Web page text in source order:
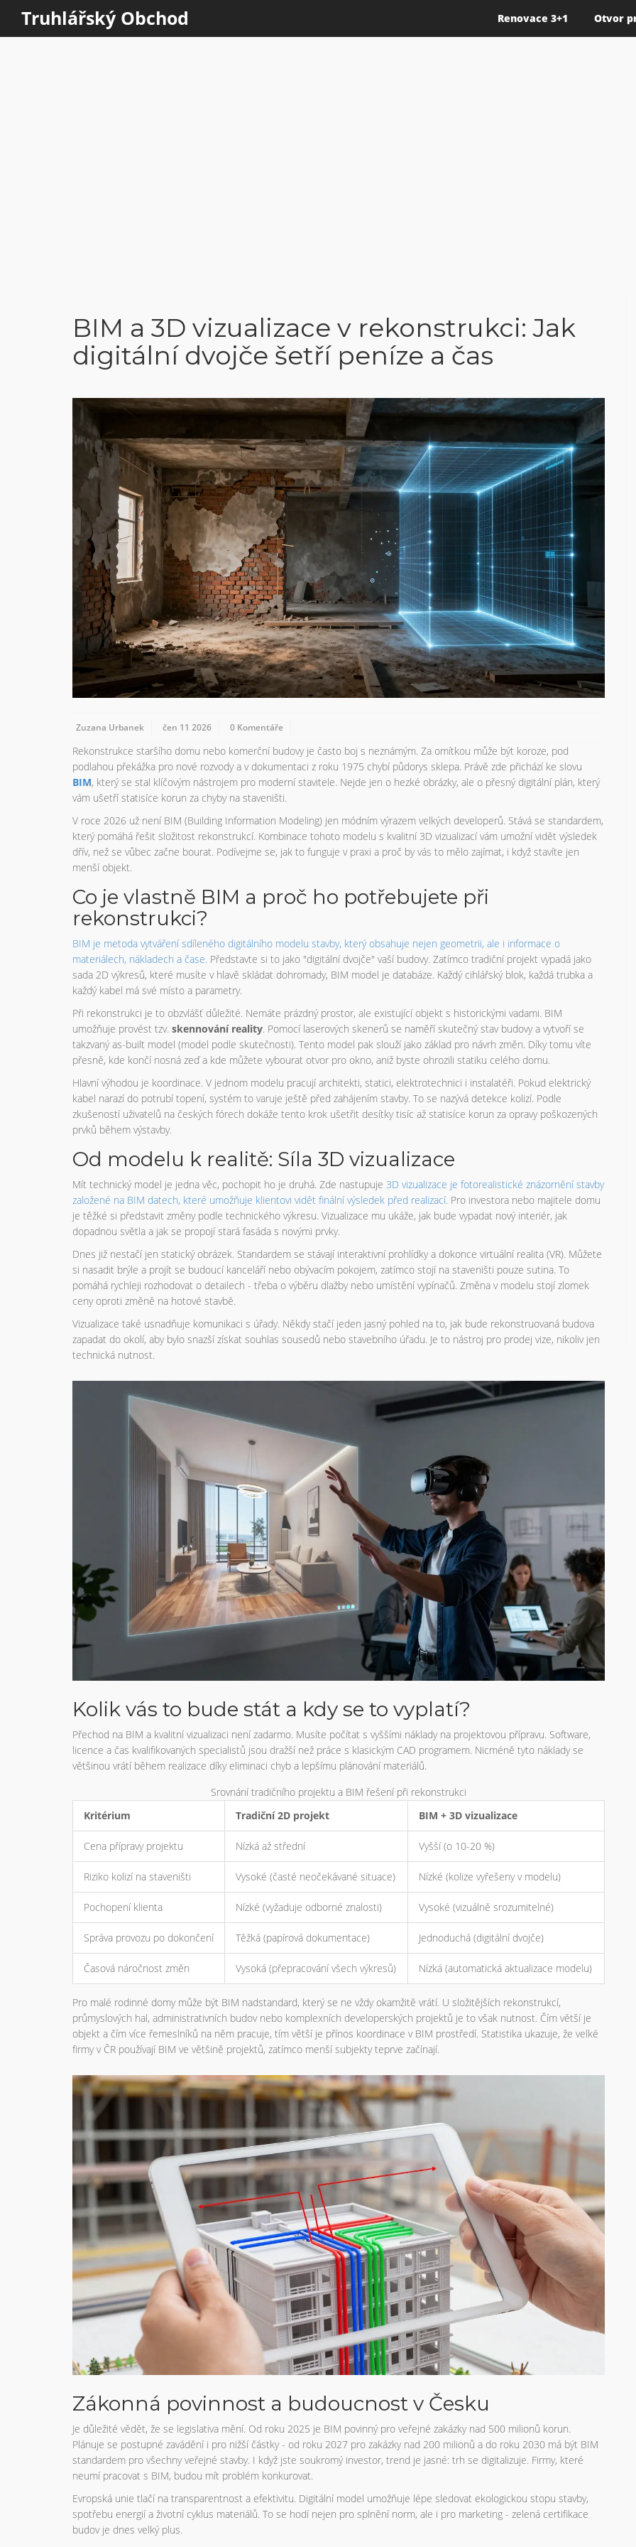
Truhlářský Obchod Renovace 3+1 Otvor
BIM a 3D vizualizace v rekonstrukci: Jak
digitální dvojče šetří peníze a čas
Zuzana Urbanek čen 11 2026 0 Komentáře
Rekonstrukce staršího domu nebo komerční budovy je často boj s neznámým. Za omítkou může být koroze, pod
podlahou překážka pro nové rozvody a v dokumentaci z roku 1975 chybí půdorys sklepa. Právě zde přichází ke slovu
BIM, který se stal klíčovým nástrojem pro moderní stavitele. Nejde jen o hezké obrázky, ale o přesný digitální plán, který
vám ušetří statisíce korun za chyby na staveništi.
V roce 2026 už není BIM (Building Information Modeling) jen módním výrazem velkých developerů. Stává se standardem,
který pomáhá řešit složitost rekonstrukcí. Kombinace tohoto modelu s kvalitní 3D vizualizací vám umožní vidět výsledek
dřív, než se vůbec začne bourat. Podívejme se, jak to funguje v praxi a proč by vás to mělo zajímat, i když stavíte jen
menší objekt.
Co je vlastně BIM a proč ho potřebujete při
rekonstrukci?
BIM je metoda vytváření sdíleného digitálního modelu stavby, který obsahuje nejen geometrii, ale i informace o
materiálech, nákladech a čase. Představte si to jako "digitální dvojče" vaší budovy. Zatímco tradiční projekt vypadá jako
sada 2D výkresů, které musíte v hlavě skládat dohromady, BIM model je databáze. Každý cihlářský blok, každá trubka a
každý kabel má své místo a parametry.
Při rekonstrukci je to obzvlášť důležité. Nemáte prázdný prostor, ale existující objekt s historickými vadami. BIM
umožňuje provést tzv. skennování reality. Pomocí laserových skenerů se naměří skutečný stav budovy a vytvoří se
takzvaný as-built model (model podle skutečnosti). Tento model pak slouží jako základ pro návrh změn. Díky tomu víte
přesně, kde končí nosná zeď a kde můžete vybourat otvor pro okno, aniž byste ohrozili statiku celého domu.
Hlavní výhodou je koordinace. V jednom modelu pracují architekti, statici, elektrotechnici i instalatéři. Pokud elektrický
kabel narazí do potrubí topení, systém to varuje ještě před zahájením stavby. To se nazývá detekce kolizí. Podle
zkušeností uživatelů na českých fórech dokáže tento krok ušetřit desítky tisíc až statisíce korun za opravy poškozených
prvků během výstavby.
Od modelu k realitě: Síla 3D vizualizace
Mít technický model je jedna věc, pochopit ho je druhá. Zde nastupuje 3D vizualizace je fotorealistické znázornění stavby
založené na BIM datech, které umožňuje klientovi vidět finální výsledek před realizací. Pro investora nebo majitele domu
je těžké si představit změny podle technického výkresu. Vizualizace mu ukáže, jak bude vypadat nový interiér, jak
dopadnou světla a jak se propojí stará fasáda s novými prvky.
Dnes již nestačí jen statický obrázek. Standardem se stávají interaktivní prohlídky a dokonce virtuální realita (VR). Můžete
si nasadit brýle a projít se budoucí kanceláří nebo obývacím pokojem, zatímco stojí na staveništi pouze sutina. To
pomáhá rychleji rozhodovat o detailech - třeba o výběru dlažby nebo umístění vypínačů. Změna v modelu stojí zlomek
ceny oproti změně na hotové stavbě.
Vizualizace také usnadňuje komunikaci s úřady. Někdy stačí jeden jasný pohled na to, jak bude rekonstruovaná budova
zapadat do okolí, aby bylo snazší získat souhlas sousedů nebo stavebního úřadu. Je to nástroj pro prodej vize, nikoliv jen
technická nutnost.
Kolik vás to bude stát a kdy se to vyplatí?
Přechod na BIM a kvalitní vizualizaci není zadarmo. Musíte počítat s vyššími náklady na projektovou přípravu. Software,
licence a čas kvalifikovaných specialistů jsou dražší než práce s klasickým CAD programem. Nicméně tyto náklady se
většinou vrátí během realizace díky eliminaci chyb a lepšímu plánování materiálů.
Srovnání tradičního projektu a BIM řešení při rekonstrukci
Kritérium
Tradiční 2D projekt BIM + 3D vizualizace
Cena přípravy projektu Nízká až střední Vyšší (o 10-20 %)
Riziko kolizí na staveništi Vysoké (časté neočekávané situace) Nízké (kolize vyřešeny v modelu)
Pochopení klienta Nízké (vyžaduje odborné znalosti) Vysoké (vizuálně srozumitelné)
Správa provozu po dokončení Těžká (papírová dokumentace) Jednoduchá (digitální dvojče)
Časová náročnost změn Vysoká (přepracování všech výkresů) Nízká (automatická aktualizace modelu)
Pro malé rodinné domy může být BIM nadstandard, který se ne vždy okamžitě vrátí. U složitějších rekonstrukcí,
průmyslových hal, administrativních budov nebo komplexních developerských projektů je to však nutnost. Čím větší je
objekt a čím více řemeslníků na něm pracuje, tím větší je přínos koordinace v BIM prostředí. Statistika ukazuje, že velké
firmy v ČR používají BIM ve většině projektů, zatímco menší subjekty teprve začínají.
Zákonná povinnost a budoucnost v Česku
Je důležité vědět, že se legislativa mění. Od roku 2025 je BIM povinný pro veřejné zakázky nad 500 milionů korun.
Plánuje se postupné zavádění i pro nižší částky - od roku 2027 pro zakázky nad 200 milionů a do roku 2030 má být BIM
standardem pro všechny veřejné stavby. I když jste soukromý investor, trend je jasné: trh se digitalizuje. Firmy, které
neumí pracovat s BIM, budou mít problém konkurovat.
Evropská unie tlačí na transparentnost a efektivitu. Digitální model umožňuje lépe sledovat ekologickou stopu stavby,
spotřebu energií a životní cyklus materiálů. To se hodí nejen pro splnění norm, ale i pro marketing - zelená certifikace
budov je dnes velký plus.